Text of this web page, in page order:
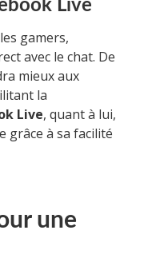
Live
gamers,
avec le chat. De
mieux aux
la
Live, quant à lui,
grâce à sa facilité
une